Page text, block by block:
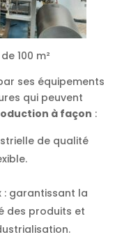
100 m²
ses équipements
qui peuvent
à façon :
de qualité
: garantissant la
des produits et